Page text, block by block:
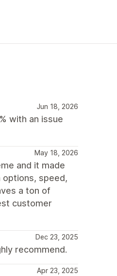
Jun 18, 2026
with an issue
May 18, 2026
and it made
speed,
a ton of
customer
Dec 23, 2025
recommend.
Apr 23, 2025